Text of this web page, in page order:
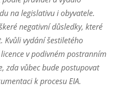
na legislativu i obyvatele.
negativní důsledky, které
Kvůli vydání šestiletého
v podivném postranním
zda vůbec bude postupovat
k procesu EIA.